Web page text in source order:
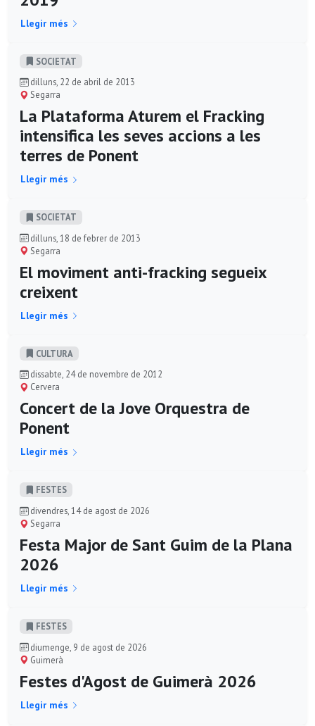
Llegir més
SOCIETAT
dilluns, 22 de abril de 2013
Segarra
La Plataforma Aturem el Fracking
intensifica les seves accions a les
terres de Ponent
Llegir més
SOCIETAT
dilluns, 18 de febrer de 2013
Segarra
El moviment anti-fracking segueix
creixent
Llegir més
CULTURA
dissabte, 24 de novembre de 2012
Cervera
Concert de la Jove Orquestra de
Ponent
Llegir més
FESTES
divendres, 14 de agost de 2026
Segarra
Festa Major de Sant Guim de la Plana
2026
Llegir més
FESTES
diumenge, 9 de agost de 2026
Guimerà
Festes d'Agost de Guimerà 2026
Llegir més